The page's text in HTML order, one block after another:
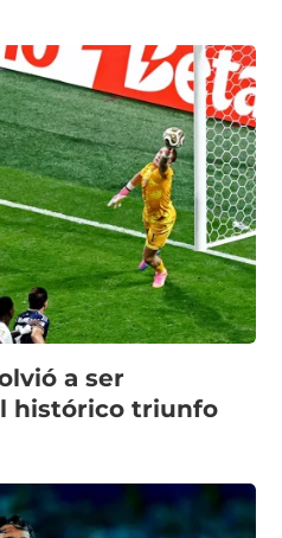
a ser
histórico triunfo